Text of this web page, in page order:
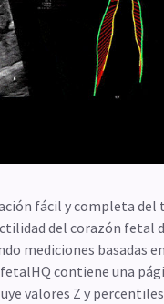
fácil y completa del
del corazón fetal
mediciones basadas
contiene una
valores Z y